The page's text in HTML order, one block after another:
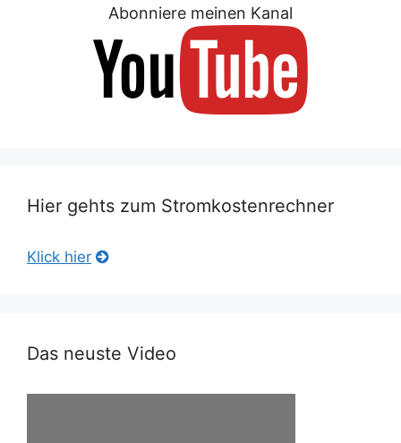
Abonniere meinen Kanal
Hier gehts zum Stromkostenrechner
Klick hier
Das neuste Video